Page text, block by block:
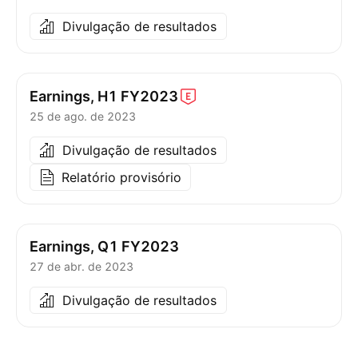
Divulgação de resultados
Earnings, H1 FY2023
25 de ago. de 2023
Divulgação de resultados
Relatório provisório
Earnings, Q1 FY2023
27 de abr. de 2023
Divulgação de resultados